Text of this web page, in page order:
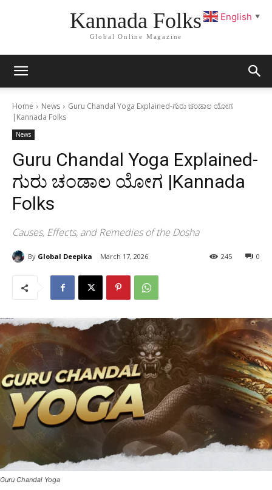
Kannada Folks
Global Online Magazine
Home News
Guru Chandal Yoga Explained-ಗುರು ಚಂಡಾಲ ಯೋಗ
|Kannada Folks
News
Guru Chandal Yoga Explained-
ಗುರು ಚಂಡಾಲ ಯೋಗ |Kannada
Folks
Causes, Effects, and Remedies of the Dosha
By Global Deepika March 17, 2026 0
245
Guru Chandal Yoga
English ▼